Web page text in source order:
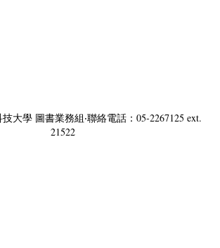
大學 圖書業務組‧聯絡電話：05-2267125 ext.
21522